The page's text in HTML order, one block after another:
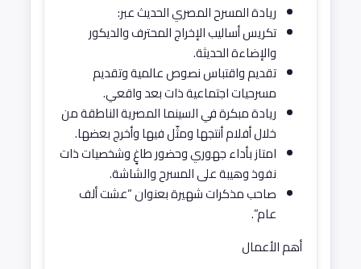
ريادة المسرح المصري الحديث عبر:
تكريس أساليب الإخراج المحترف والديكور
والإضاءة الحديثة.
تقديم واقتباس نصوص عالمية وتقديم
مسرحيات اجتماعية ذات بعد واقعي.
ريادة مبكرة في السينما المصرية الناطقة من
خلال أفلام أنتجها ومثّل فيها وأخرج بعضها.
امتاز بأداء جهوري وحضور طاغٍ وشخصيات ذات
نفوذ وهيبة على المسرح والشاشة.
صاحب مذكرات شهيرة بعنوان “عشت ألف
عام”.
أهم الأعمال